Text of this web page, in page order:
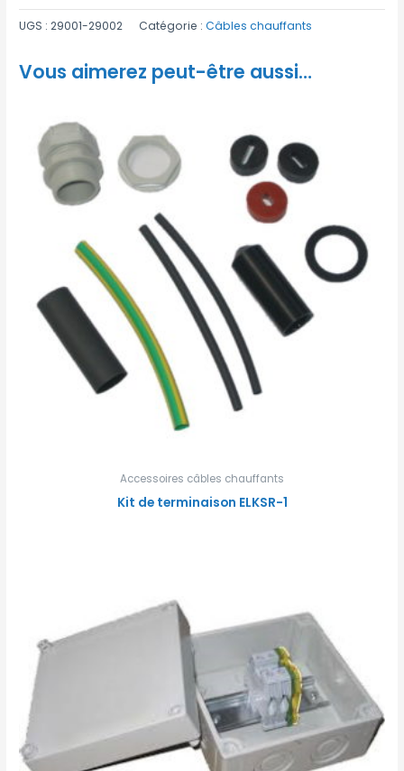
UGS :29001-29002 Catégorie :Câbles chauffants
Vous aimerez peut-être aussi…
Accessoires câbles chauffants
Kit de terminaison ELKSR-1